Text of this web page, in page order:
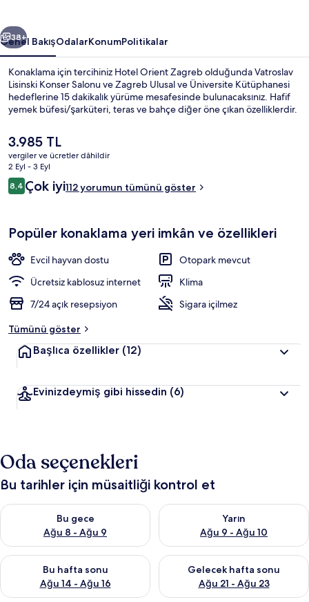
Standard Tek Büyük Yataklı Oda |
Sonraki
38+
Genel BakışOdalarKonumPolitikalar
Konaklama için tercihiniz Hotel Orient Zagreb olduğunda Vatroslav
Lisinski Konser Salonu ve Zagreb Ulusal ve Üniversite Kütüphanesi
hedeflerine 15 dakikalık yürüme mesafesinde bulunacaksınız. Hafif
yemek büfesi/şarküteri, teras ve bahçe diğer öne çıkan özelliklerdir.
Şu
anki
fiyat
3.985 TL
3.985 TL
vergiler ve ücretler dâhildir
2 Eyl - 3 Eyl
Yorumlar
8,48,4/10
Çok iyi112 yorumun tümünü göster
Popüler konaklama yeri imkân ve özellikleri
Evcil hayvan dostu
Otopark mevcut
Ücretsiz kablosuz internet
Klima
7/24 açık resepsiyon
Sigara içilmez
Tümünü göster
Başlıca özellikler (12)
Evinizdeymiş gibi hissedin (6)
Oda seçenekleri
Bu tarihler için müsaitliği kontrol et
Bu gece
Ağu 8 - Ağu 9
Bu gece için müsaitliği kontrol et Ağu 8 - Ağu 9
Yarın
Ağu 9 - Ağu 10
Yarın için müsaitliği kontrol
Bu hafta sonu
Ağu 14 - Ağu 16
Bu hafta sonu için müsaitliği kontrol et Ağu 14 - Ağu 16
Gelecek hafta sonu
Ağu 21 - Ağu 23
Önümüzdeki hafta sonu için